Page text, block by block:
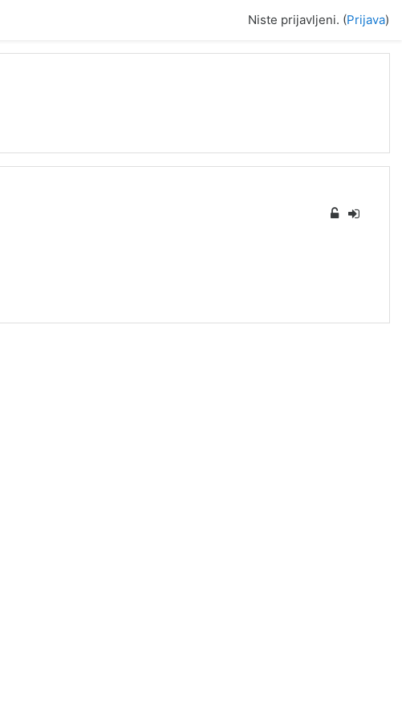
Niste prijavljeni. (Prijava)